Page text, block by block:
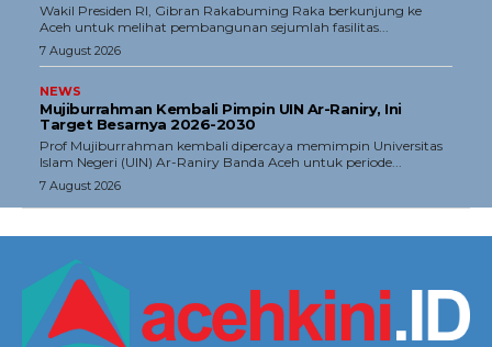
Wakil Presiden RI, Gibran Rakabuming Raka berkunjung ke
Aceh untuk melihat pembangunan sejumlah fasilitas...
7 August 2026
NEWS
Mujiburrahman Kembali Pimpin UIN Ar-Raniry, Ini
Target Besarnya 2026-2030
Prof Mujiburrahman kembali dipercaya memimpin Universitas
Islam Negeri (UIN) Ar-Raniry Banda Aceh untuk periode...
7 August 2026